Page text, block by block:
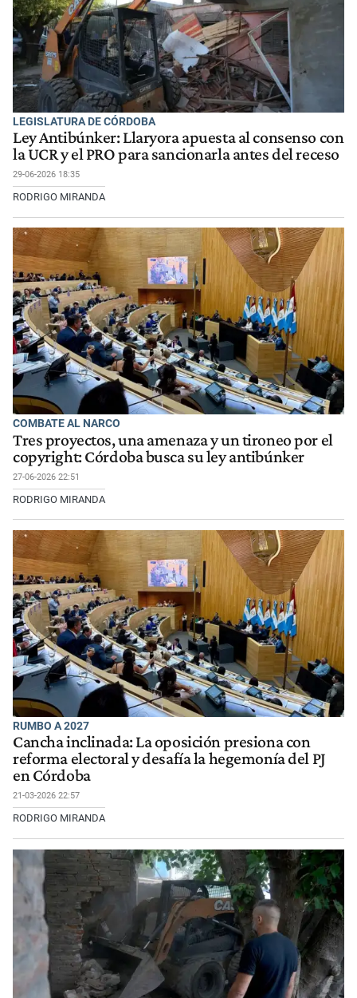
LEGISLATURA DE CÓRDOBA
Ley Antibúnker: Llaryora apuesta al consenso con
la UCR y el PRO para sancionarla antes del receso
29-06-2026 18:35
RODRIGO MIRANDA
COMBATE AL NARCO
Tres proyectos, una amenaza y un tironeo por el
copyright: Córdoba busca su ley antibúnker
27-06-2026 22:51
RODRIGO MIRANDA
RUMBO A 2027
Cancha inclinada: La oposición presiona con
reforma electoral y desafía la hegemonía del PJ
en Córdoba
21-03-2026 22:57
RODRIGO MIRANDA